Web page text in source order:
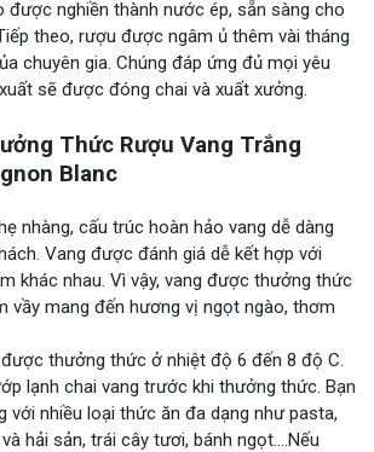
được nghiền thành nước ép, sẵn sàng cho
theo, rượu được ngâm ủ thêm vài tháng
chuyên gia. Chúng đáp ứng đủ mọi yêu
sẽ được đóng chai và xuất xưởng.
Thức Rượu Vang Trắng
Blanc
nhàng, cấu trúc hoàn hảo vang dễ dàng
Vang được đánh giá dễ kết hợp với
khác nhau. Vì vậy, vang được thưởng thức
vầy mang đến hương vị ngọt ngào, thơm
thưởng thức ở nhiệt độ 6 đến 8 độ C.
lạnh chai vang trước khi thưởng thức. Bạn
với nhiều loại thức ăn đa dạng như pasta,
hải sản, trái cây tươi, bánh ngọt….Nếu